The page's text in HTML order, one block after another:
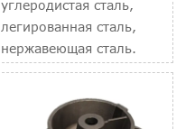
углеродистая сталь,
легированная сталь,
нержавеющая сталь.